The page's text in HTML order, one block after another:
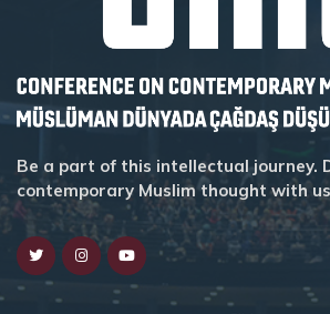
Be a part of this intellectual journey.
contemporary Muslim thought with